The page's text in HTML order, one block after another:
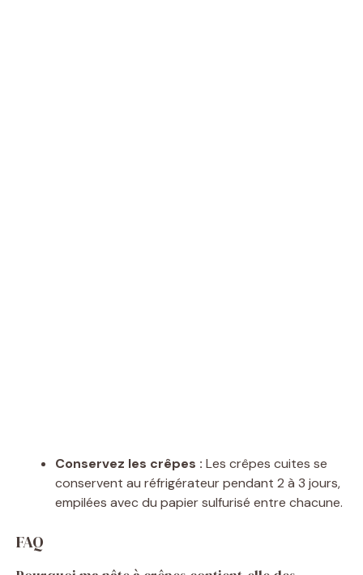
Conservez les crêpes : Les crêpes cuites se
conservent au réfrigérateur pendant 2 à 3 jours,
empilées avec du papier sulfurisé entre chacune.
FAQ